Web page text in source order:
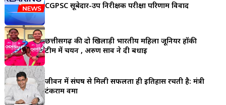
CGPSC सूबेदार-उप निरीक्षक परीक्षा परिणाम विवाद
छत्तीसगढ़ की दो खिलाड़ी भारतीय महिला जूनियर हॉकी
टीम में चयन , अरुण साव ने दी बधाई
जीवन में संघर्ष से मिली सफलता ही इतिहास रचती है: मंत्री
टंकराम वर्मा